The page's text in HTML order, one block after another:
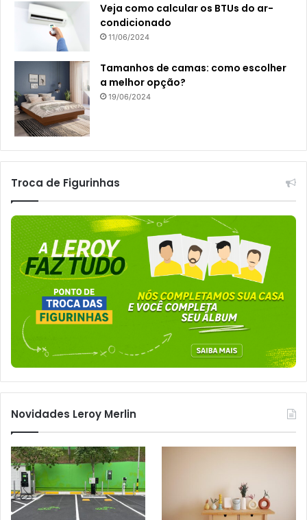
Veja como calcular os BTUs do ar-
condicionado
11/06/2024
Tamanhos de camas: como escolher
a melhor opção?
19/06/2024
Troca de Figurinhas
Novidades Leroy Merlin